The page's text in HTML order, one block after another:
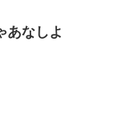
あなしよ